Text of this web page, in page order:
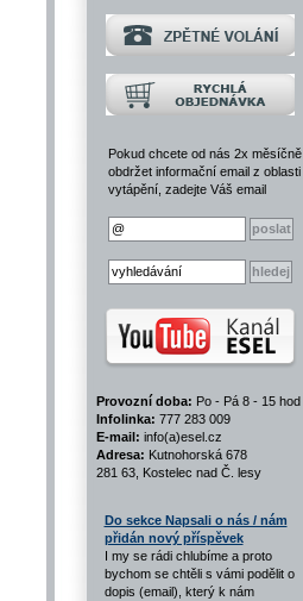
Pokud chcete od nás 2x měsíčně
obdržet informační email z oblasti
vytápění, zadejte Váš email
Provozní doba: Po - Pá 8 - 15 hod
Infolinka: 777 283 009
E-mail: info(a)esel.cz
Adresa: Kutnohorská 678
281 63, Kostelec nad Č. lesy
Do sekce Napsali o nás / nám
přidán nový příspěvek
I my se rádi chlubíme a proto
bychom se chtěli s vámi podělit o
dopis (email), který k nám